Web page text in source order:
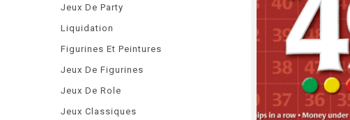
Jeux De Party
Liquidation
Figurines Et Peintures
Jeux De Figurines
Jeux De Role
Jeux Classiques